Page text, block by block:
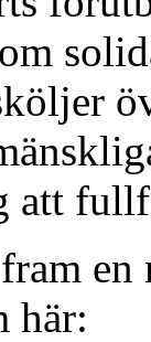
här: